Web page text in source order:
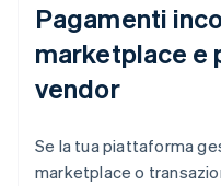
Pagamenti
marketplace e
vendor
Se la tua piattaforma
marketplace o